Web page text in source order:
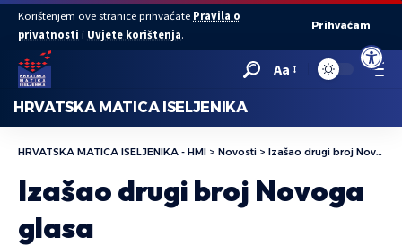
Open
Korištenjem ove stranice prihvaćate Pravila o
privatnosti i Uvjete korištenja.
Prihvaćam
Aa
HRVATSKA MATICA ISELJENIKA
HRVATSKA MATICA ISELJENIKA - HMI > Novosti > Izašao drugi broj Novoga glasa
Izašao drugi broj Novoga
glasa